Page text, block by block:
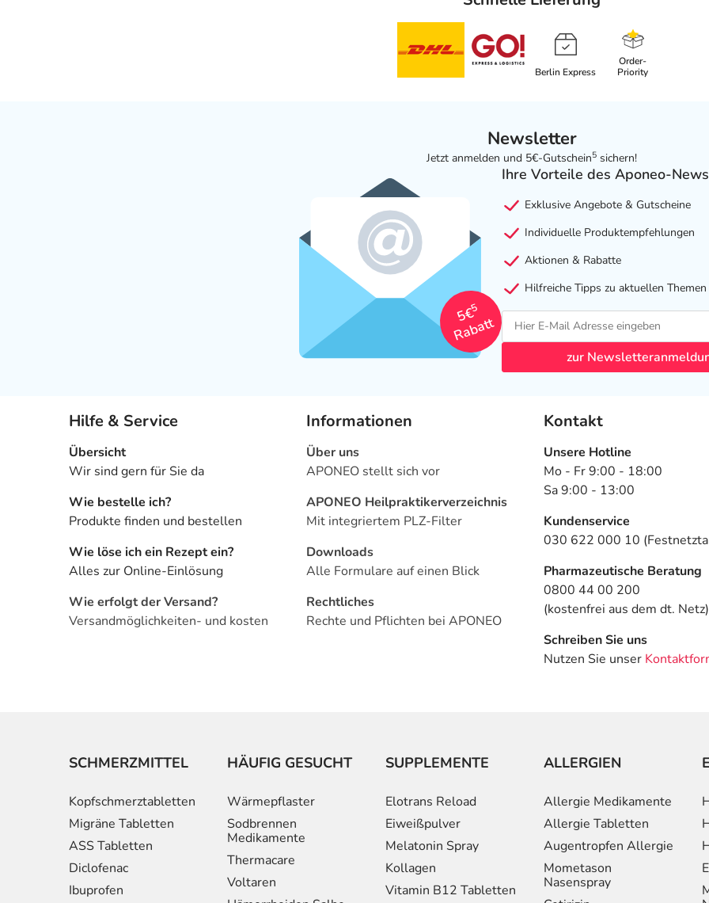
Berlin Express
Order-
Priority
Newsletter
Jetzt anmelden und 5€-Gutschein5 sichern!
5€
5
Rabatt
Ihre Vorteile des Aponeo-
Exklusive Angebote & Gutscheine
Individuelle Produktempfehlungen
Aktionen & Rabatte
Hilfreiche Tipps zu aktuellen Themen
zur
Hilfe & Service
Übersicht
Wir sind gern für Sie da
Wie bestelle ich?
Produkte finden und bestellen
Wie löse ich ein Rezept ein?
Alles zur Online-Einlösung
Wie erfolgt der Versand?
Versandmöglichkeiten- und kosten
Informationen
Über uns
APONEO stellt sich vor
APONEO Heilpraktikerverzeichnis
Mit integriertem PLZ-Filter
Downloads
Alle Formulare auf einen Blick
Rechtliches
Rechte und Pflichten bei APONEO
Kontakt
Unsere Hotline
Mo - Fr 9:00 - 18:00
Sa 9:00 - 13:00
Kundenservice
030 622 000 10
Pharmazeutische Beratung
0800 44 00 200
(kostenfrei aus dem dt. Netz)
Schreiben Sie uns
Nutzen Sie unser
SCHMERZMITTEL
Kopfschmerztabletten
Migräne Tabletten
ASS Tabletten
Diclofenac
Ibuprofen
HÄUFIG GESUCHT
Wärmepflaster
Sodbrennen
Medikamente
Thermacare
Voltaren
SUPPLEMENTE
Elotrans Reload
Eiweißpulver
Melatonin Spray
Kollagen
Vitamin B12 Tabletten
ALLERGIEN
Allergie Medikamente
Allergie Tabletten
Augentropfen Allergie
Mometason
Nasenspray